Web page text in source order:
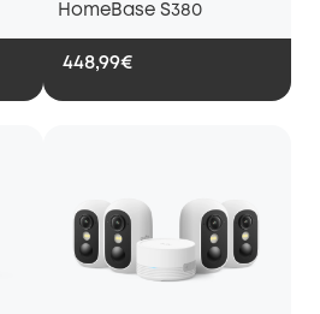
HomeBase S380
448,99€